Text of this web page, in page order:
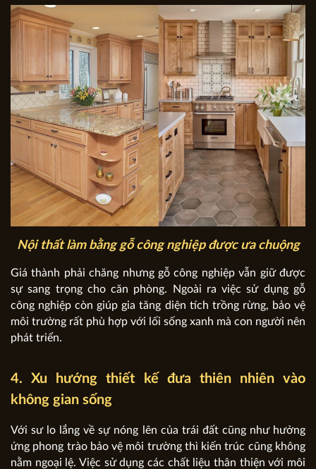
Nội thất làm bằng gỗ công nghiệp được ưa chuộng
Giá thành phải chăng nhưng gỗ công nghiệp vẫn giữ được
sự sang trọng cho căn phòng. Ngoài ra việc sử dụng gỗ
công nghiệp còn giúp gia tăng diện tích trồng rừng, bảo vệ
môi trường rất phù hợp với lối sống xanh mà con người nên
phát triển.
4. Xu hướng thiết kế đưa thiên nhiên vào
không gian sống
Với sư lo lắng về sự nóng lên của trái đất cũng như hưởng
ứng phong trào bảo vệ môi trường thì kiến trúc cũng không
nằm ngoại lệ. Việc sử dụng các chất liệu thân thiện với môi